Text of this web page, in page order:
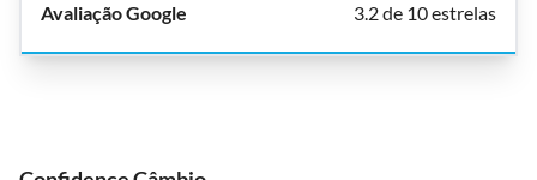
3.2 de 10 estrelas